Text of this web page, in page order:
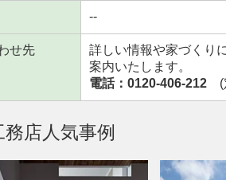
--
せ先
詳しい情報や家づくり
案内いたします。
電話：0120-406-212 (
店人気事例